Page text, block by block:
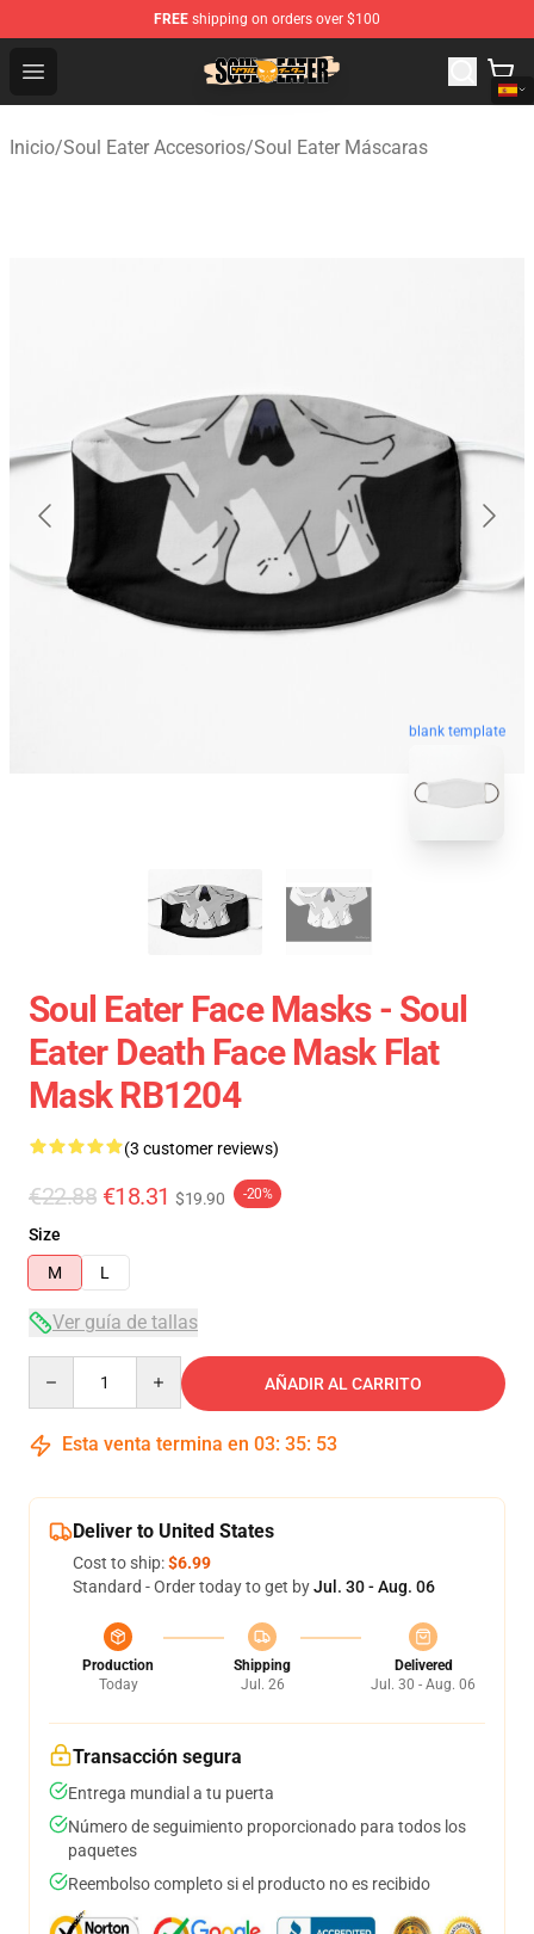
FREE shipping on orders over $100
Open menu
Soul Eater Store - Official Soul Eater Merchandise Shop
Inicio/Soul Eater Accesorios/Soul Eater Máscaras
blank template
Soul Eater Face Masks - Soul
Eater Death Face Mask Flat
Mask RB1204
(3 customer reviews)
€22.88 €18.31 $19.90 -20%
Size
M
L
Ver guía de tallas
AÑADIR AL CARRITO
Esta venta termina en 03: 35: 53
Deliver to United States
Cost to ship:$6.99
Standard - Order today to get byJul. 30 - Aug. 06
Production
Today
Shipping
Jul. 26
Delivered
Jul. 30 - Aug. 06
Transacción segura
Entrega mundial a tu puerta
Número de seguimiento proporcionado para todos los
paquetes
Reembolso completo si el producto no es recibido